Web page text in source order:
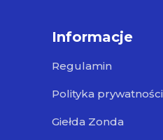
Informacje
Regulamin
Polityka prywatności
Giełda Zonda